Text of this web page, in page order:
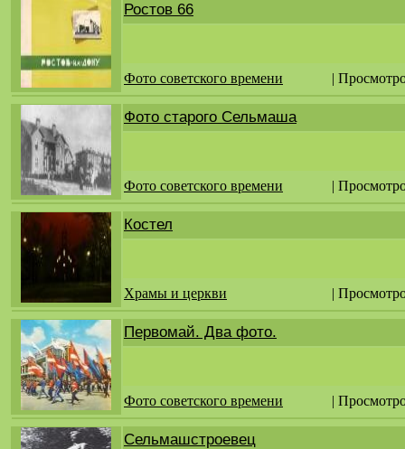
Ростов 66
Фото советского времени |
Фото старого Сельмаша
Фото советского времени |
Костел
Храмы и церкви |
Первомай. Два фото.
Фото советского времени |
Сельмашстроевец